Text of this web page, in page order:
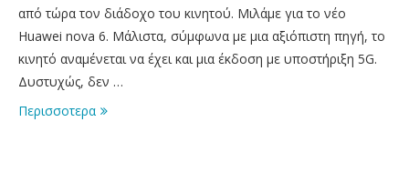
από τώρα τον διάδοχο του κινητού. Μιλάμε για το νέο
Huawei nova 6. Μάλιστα, σύμφωνα με μια αξιόπιστη πηγή, το
κινητό αναμένεται να έχει και μια έκδοση με υποστήριξη 5G.
Δυστυχώς, δεν …
Περισσοτερα